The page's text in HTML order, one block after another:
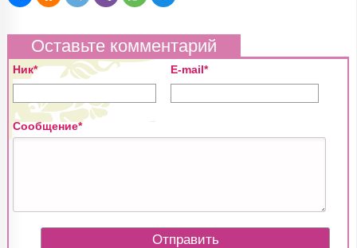
Оставьте комментарий
Ник* E-mail*
Сообщение*